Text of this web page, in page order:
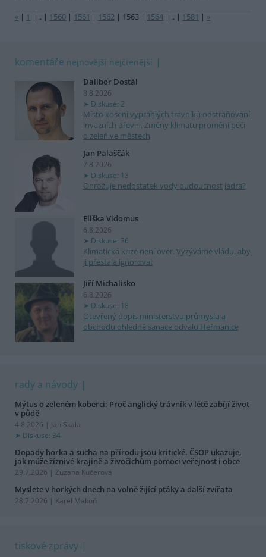
« | 1 | .. | 1560 | 1561 | 1562 | 1563 | 1564 | .. | 1581 | »
komentáře nejnovější nejčtenější
Dalibor Dostál
8.8.2026
Diskuse: 2
Místo kosení vyprahlých trávníků odstraňování
invazních dřevin. Změny klimatu promění péči
o zeleň ve městech
Jan Palaščák
7.8.2026
Diskuse: 13
Ohrožuje nedostatek vody budoucnost jádra?
Eliška Vidomus
6.8.2026
Diskuse: 36
Klimatická krize není over. Vyzýváme vládu, aby
ji přestala ignorovat
Jiří Michalisko
6.8.2026
Diskuse: 18
Otevřený dopis ministerstvu průmyslu a
obchodu ohledně sanace odvalu Heřmanice
rady a návody
Mýtus o zeleném koberci: Proč anglický trávník v létě zabíjí život
v půdě
4.8.2026 | Jan Skala
Diskuse: 34
Dopady horka a sucha na přírodu jsou kritické. ČSOP ukazuje,
jak může žíznivé krajině a živočichům pomoci veřejnost i obce
29.7.2026 | Zuzana Kučerová
Myslete v horkých dnech na volně žijící ptáky a další zvířata
28.7.2026 | Karel Makoň
tiskové zprávy